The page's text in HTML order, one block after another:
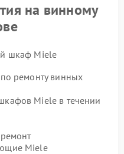
на винному
шкаф Miele
ремонту винных
Miele в течении
Miele